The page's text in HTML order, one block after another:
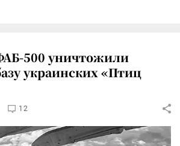
500 уничтожили
украинских «Птиц
12